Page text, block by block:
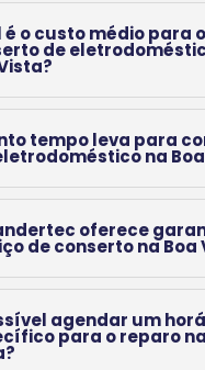
é o custo médio para o
de
tempo leva para
na
oferece
de conserto na Boa
agendar um
para o reparo